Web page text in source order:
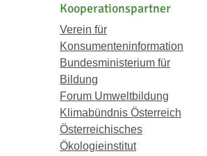
Kooperationspartner
Verein für
Konsumenteninformation
Bundesministerium für
Bildung
Forum Umweltbildung
Klimabündnis Österreich
Österreichisches
Ökologieinstitut